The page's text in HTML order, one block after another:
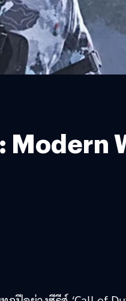
Modern